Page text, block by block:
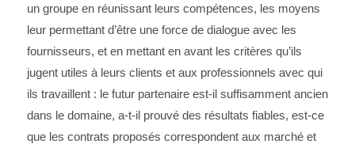
un groupe en réunissant leurs compétences, les moyens
leur permettant d’être une force de dialogue avec les
fournisseurs, et en mettant en avant les critères qu’ils
jugent utiles à leurs clients et aux professionnels avec qui
ils travaillent : le futur partenaire est-il suffisamment ancien
dans le domaine, a-t-il prouvé des résultats fiables, est-ce
que les contrats proposés correspondent aux marché et